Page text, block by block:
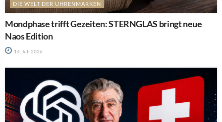
DIE WELT DER UHRENMARKEN
Mondphase trifft Gezeiten: STERNGLAS bringt neue
Naos Edition
14. Juli 2026